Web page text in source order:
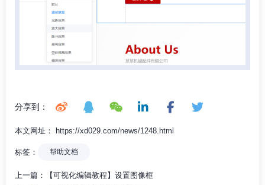
分享到：
本文网址： https://xd029.com/news/1248.html
标签： 帮助文档
上一篇：
【可视化编辑教程】设置图像框